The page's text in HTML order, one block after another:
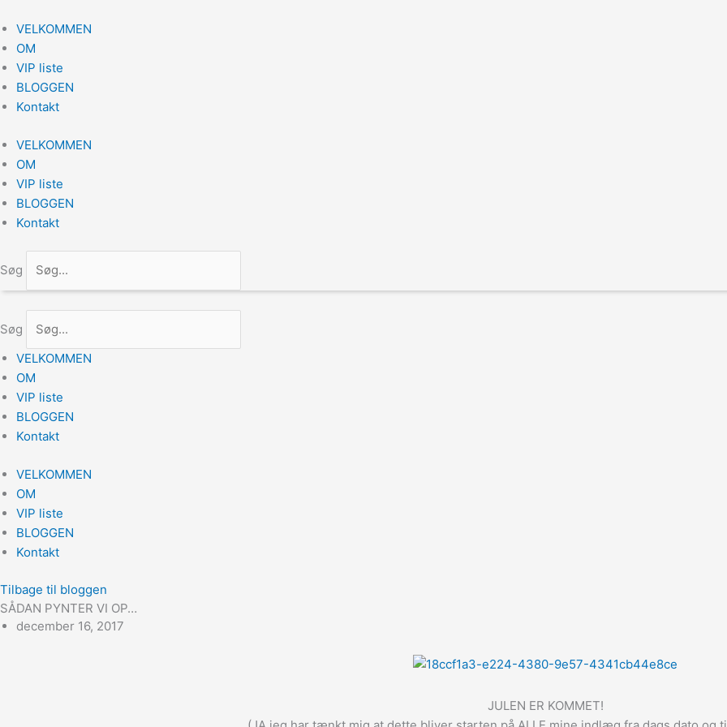
til
indholdet
VELKOMMEN
OM
VIP liste
BLOGGEN
Kontakt
VELKOMMEN
OM
VIP liste
BLOGGEN
Kontakt
Søg
Søg
VELKOMMEN
OM
VIP liste
BLOGGEN
Kontakt
VELKOMMEN
OM
VIP liste
BLOGGEN
Kontakt
Tilbage til bloggen
SÅDAN PYNTER VI OP…
december 16, 2017
JULEN ER KOMMET!